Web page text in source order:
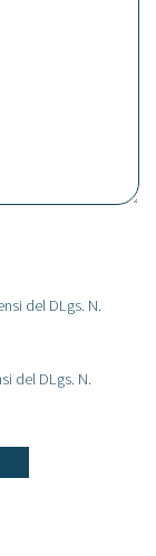
del DLgs. N.
del DLgs. N.